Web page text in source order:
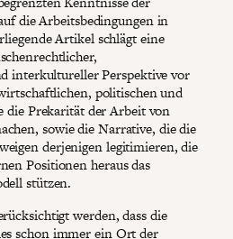
die Arbeitsbedingungen in
Artikel schlägt eine
interkultureller Perspektive vor
politischen und
Prekarität der Arbeit von
sowie die Narrative, die die
derjenigen legitimieren, die
Positionen heraus das
stützen.
werden, dass die
schon immer ein Ort der